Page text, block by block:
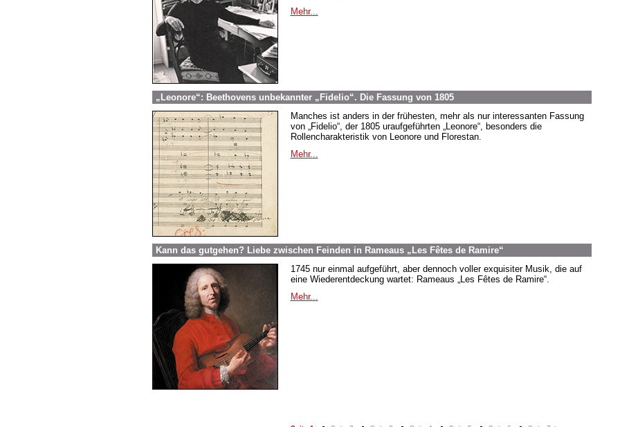
Mehr...
„Leonore“: Beethovens unbekannter „Fidelio“. Die Fassung von 1805
Manches ist anders in der frühesten, mehr als nur interessanten Fassung
von „Fidelio“, der 1805 uraufgeführten „Leonore“, besonders die
Rollencharakteristik von Leonore und Florestan.
Mehr...
Kann das gutgehen? Liebe zwischen Feinden in Rameaus „Les Fêtes de Ramire“
1745 nur einmal aufgeführt, aber dennoch voller exquisiter Musik, die auf
eine Wiederentdeckung wartet: Rameaus „Les Fêtes de Ramire“.
Mehr...